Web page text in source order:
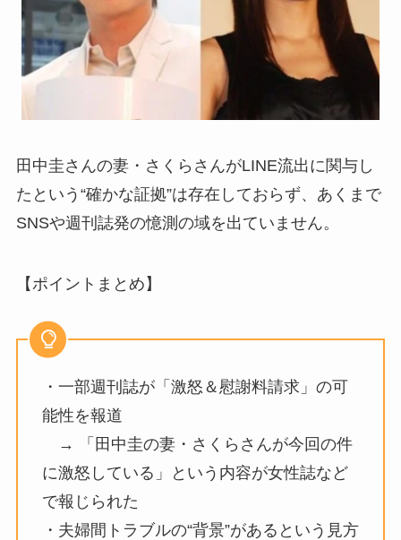
田中圭さんの妻・さくらさんがLINE流出に関与し
たという“確かな証拠”は存在しておらず、あくまで
SNSや週刊誌発の憶測の域を出ていません。
【ポイントまとめ】
・一部週刊誌が「激怒＆慰謝料請求」の可
能性を報道
→ 「田中圭の妻・さくらさんが今回の件
に激怒している」という内容が女性誌など
で報じられた
・夫婦間トラブルの“背景”があるという見方